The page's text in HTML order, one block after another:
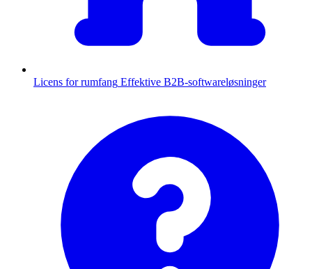
Licens for rumfang Effektive B2B-softwareløsninger